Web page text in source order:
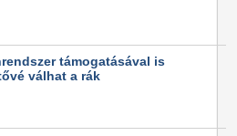
támogatásával is
válhat a rák